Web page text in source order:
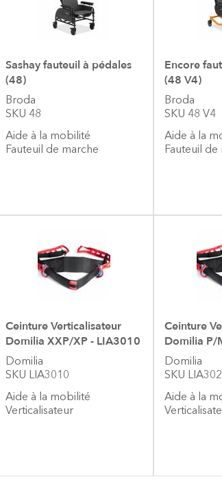
Sashay fauteuil à pédales
(48)
Broda
SKU 48
Aide à la mobilité
Fauteuil de marche
Encore
(48 V4)
Broda
SKU 48 V4
Aide à la
Fauteuil de
Ceinture Verticalisateur
Domilia XXP/XP - LIA3010
Domilia
SKU LIA3010
Aide à la mobilité
Verticalisateur
Ceinture
Domilia P/
Domilia
SKU
Aide à la